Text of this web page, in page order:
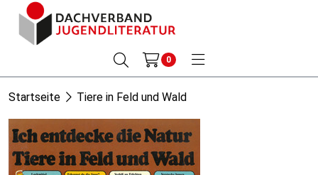
0
Startseite Tiere in Feld und Wald